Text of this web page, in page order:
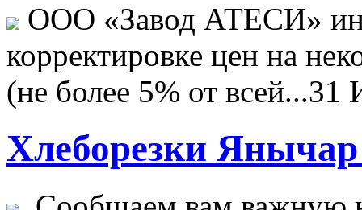
ООО «Завод АТЕСИ»
корректировке цен на
(не более 5% от всей...31
Хлеборезки Янычар